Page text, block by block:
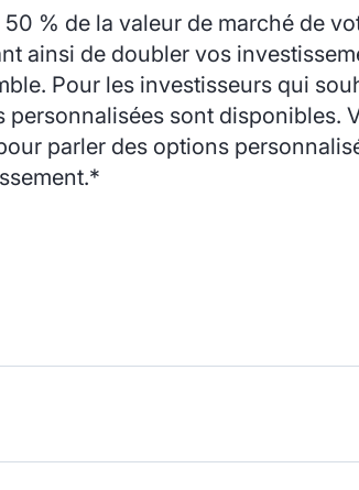
50 % de la valeur de marché de
ainsi de doubler vos
Pour les investisseurs qui
personnalisées sont disponibles.
parler des options